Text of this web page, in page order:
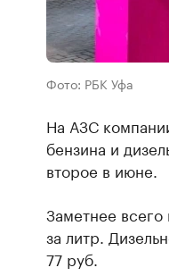
Фото: РБК Уфа
На АЗС
бензина и
второе в июне.
Заметнее
за литр.
77 руб.